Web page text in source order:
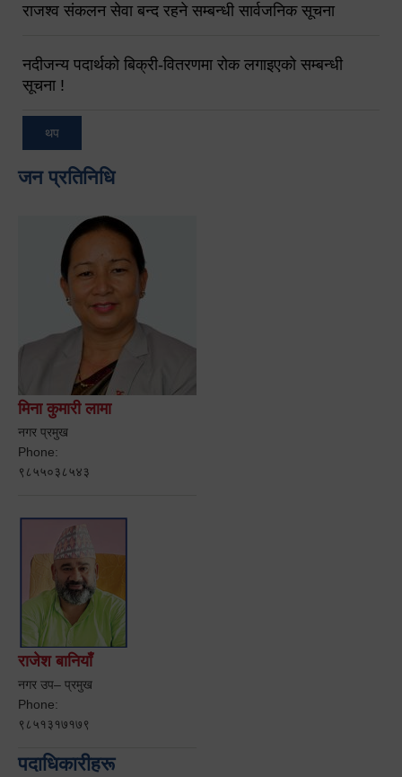
राजश्व संकलन सेवा बन्द रहने सम्बन्धी सार्वजनिक सूचना
नदीजन्य पदार्थको बिक्री-वितरणमा रोक लगाइएको सम्बन्धी
सूचना !
थप
जन प्रतिनिधि
मिना कुमारी लामा
नगर प्रमुख
Phone:
९८५५०३८५४३
राजेश बानियाँ
नगर उप– प्रमुख
Phone:
९८५१३१७१७९
पदाधिकारीहरू